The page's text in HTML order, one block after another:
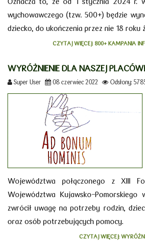
wychowawczego (tzw. 500+) będzie
dziecko, do ukończenia przez nie 18 roku
CZYTAJ WIĘCEJ: 800+ KAMPANIA
WYRÓŻNIENIE DLA NASZEJ
Super User 08 czerwiec 2022 Odsłony:
Województwa połączonego z XIII
Województwa Kujawsko-Pomorskiego
zwrócił uwagę na potrzeby rodzin,
oraz osób potrzebujących pomocy.
CZYTAJ WIĘCEJ: